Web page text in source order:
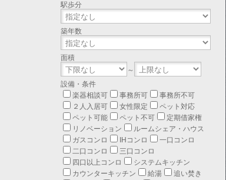
駅歩分
築年数
面積
～
設備・条件
楽器相談可
事務所可
事務所不可
２人入居可
女性限定
ペット対応
ペット可能
ペット不可
定期借家権
リノベーション
ルームシェア・ハウス
ガスコンロ
IHコンロ
一口コンロ
二口コンロ
三口コンロ
四口以上コンロ
システムキッチン
カウンターキッチン
給湯
追い焚き